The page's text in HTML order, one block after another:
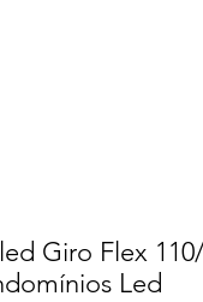
Giro Flex
Led